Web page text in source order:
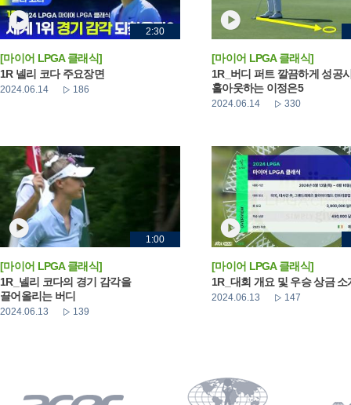
2:30
[마이어 LPGA 클래식]
1R 넬리 코다 주요장면
2024.06.14 186
[마이어 LPGA 클래식]
1R_버디 퍼트 깔끔하게 성공
홀아웃하는 이정은5
2024.06.14 330
1:00
[마이어 LPGA 클래식]
1R_넬리 코다의 경기 감각을
끌어올리는 버디
2024.06.13 139
[마이어 LPGA 클래식]
1R_대회 개요 및 우승 상금 소
2024.06.13 147